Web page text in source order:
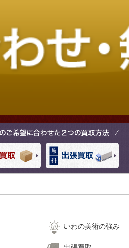
いわの美術の強み